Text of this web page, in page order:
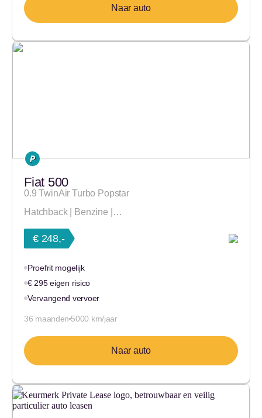
Naar auto
Fiat 500
0.9 TwinAir Turbo Popstar
Hatchback | Benzine |…
€ 248,-
Proefrit mogelijk
€ 295 eigen risico
Vervangend vervoer
36 maanden 5000 km/jaar
Naar auto